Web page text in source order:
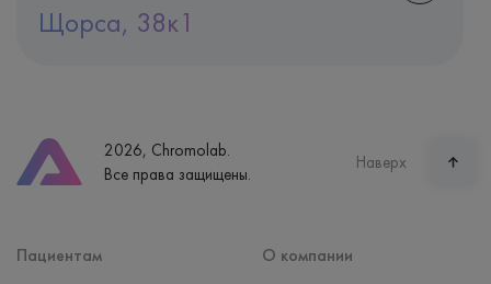
Щорса, 38к1
Часы работы
пн-вс: 7:30-15:00
2026, Chromolab.
Все права защищены.
Наверх
Пациентам
О компании